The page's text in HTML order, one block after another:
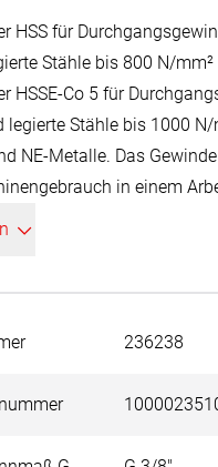
HSS für
Stähle bis 800 N/mm²
HSSE-Co 5 für
legierte Stähle bis 1000
NE-Metalle. Das
in einem
236238